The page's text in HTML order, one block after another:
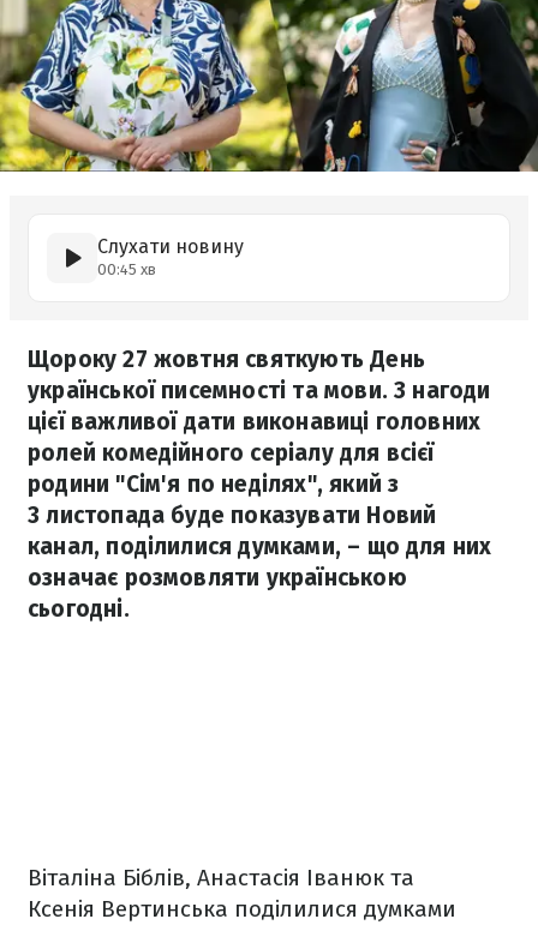
Слухати новину
00:45 хв
Щороку 27 жовтня святкують День
української писемності та мови. З нагоди
цієї важливої дати виконавиці головних
ролей комедійного серіалу для всієї
родини "Сім'я по неділях", який з
3 листопада буде показувати Новий
канал, поділилися думками, – що для них
означає розмовляти українською
сьогодні.
Віталіна Біблів, Анастасія Іванюк та
Ксенія Вертинська поділилися думками